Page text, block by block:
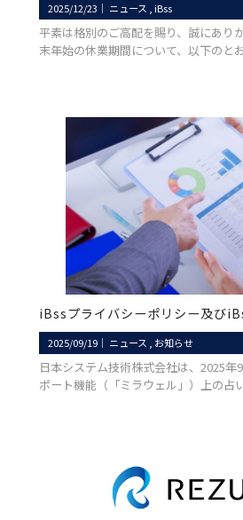
2025/12/23 ｜ ニュース iBss
平素は格別のご高配を賜り、誠にあり
末年始の休業期間について、以下のと
2025/09/19｜ ニュース お知らせ
日本システム技術株式会社は、2025年
ポート機能（「ミラウェル」）上の占